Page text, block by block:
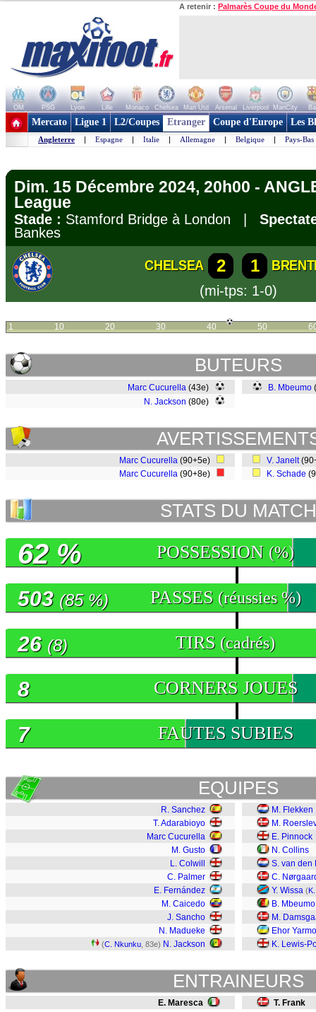
A retenir : Palmarès Coupe du
OM PSG Lyon Lille Monaco Chelsea Man Utd Arsenal Liverpool ManCity
+ de clubs
Mercato Ligue 1 L2/Coupes Etranger Coupe d'Europe Les
Angleterre | Espagne | Italie | Allemagne | Belgique | Pays-Bas
Dim. 15 Décembre 2024, 20h00 -
League
Stade : Stamford Bridge à London |
Bankes
CHELSEA 2 1
(mi-tps: 1-0)
1 10 20 30 40 50
BUTEURS
Marc Cucurella (43e)
N. Jackson (80e)
B. Mbeumo
Marc Cucurella (90+5e)
Marc Cucurella (90+8e)
V. Janelt
K. Schade
STATS DU MATCH
POSSESSION (%)
62 %
PASSES (réussies %)
503 (85 %)
TIRS (cadrés)
26 (8)
CORNERS JOUES
8
FAUTES SUBIES
7
EQUIPES
R. Sanchez
T. Adarabioyo
Marc Cucurella
M. Gusto
L. Colwill
C. Palmer
E. Fernández
M. Caicedo
J. Sancho
N. Madueke
(C. Nkunku , 83e) N. Jackson
M. Flekken
M.
E. Pinnock
N. Collins
S. van den
C.
Y. Wissa (
B. Mbeumo
M.
Ehor
K. Lewis-
ENTRAINEURS
E. Maresca T. Frank